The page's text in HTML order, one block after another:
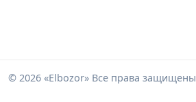
© 2026 «Elbozor» Все права защищены